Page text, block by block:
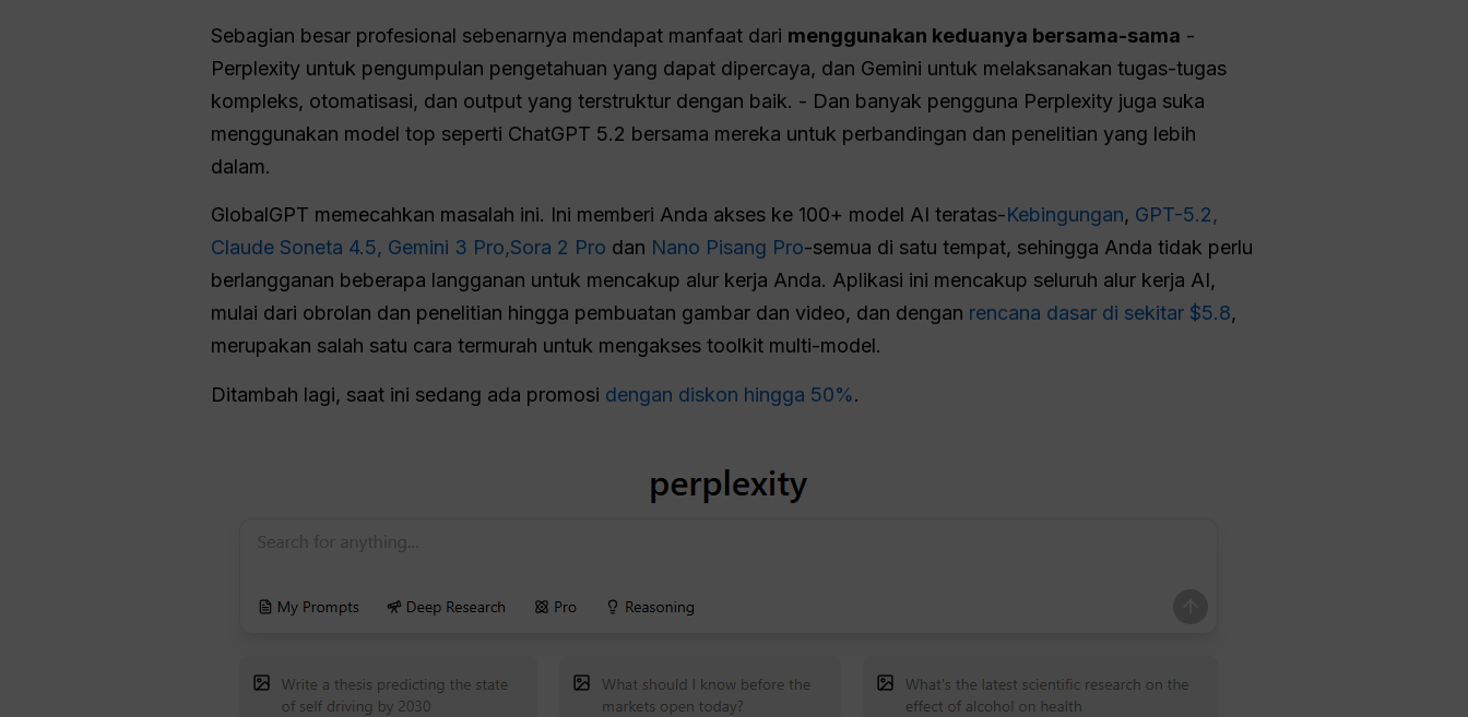
Sebagian besar profesional sebenarnya mendapat manfaat dari menggunakan keduanya bersama-sama -
Perplexity untuk pengumpulan pengetahuan yang dapat dipercaya, dan Gemini untuk melaksanakan tugas-tugas
kompleks, otomatisasi, dan output yang terstruktur dengan baik. - Dan banyak pengguna Perplexity juga suka
menggunakan model top seperti ChatGPT 5.2 bersama mereka untuk perbandingan dan penelitian yang lebih
dalam.
GlobalGPT memecahkan masalah ini. Ini memberi Anda akses ke 100+ model AI teratas-Kebingungan, GPT-5.2,
Claude Soneta 4.5, Gemini 3 Pro,Sora 2 Pro dan Nano Pisang Pro-semua di satu tempat, sehingga Anda tidak perlu
berlangganan beberapa langganan untuk mencakup alur kerja Anda. Aplikasi ini mencakup seluruh alur kerja AI,
mulai dari obrolan dan penelitian hingga pembuatan gambar dan video, dan dengan rencana dasar di sekitar $5.8,
merupakan salah satu cara termurah untuk mengakses toolkit multi-model.
Ditambah lagi, saat ini sedang ada promosi dengan diskon hingga 50%.